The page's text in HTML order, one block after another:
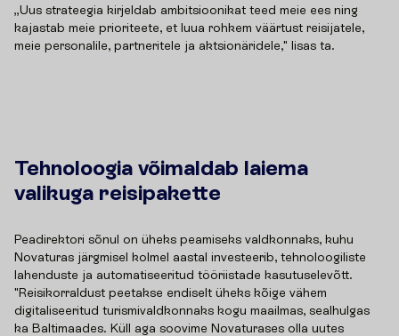
„Uus strateegia kirjeldab ambitsioonikat teed meie ees ning
kajastab meie prioriteete, et luua rohkem väärtust reisijatele,
meie personalile, partneritele ja aktsionäridele," lisas ta.
Tehnoloogia võimaldab laiema
valikuga reisipakette
Peadirektori sõnul on üheks peamiseks valdkonnaks, kuhu
Novaturas järgmisel kolmel aastal investeerib, tehnoloogiliste
lahenduste ja automatiseeritud tööriistade kasutuselevõtt.
"Reisikorraldust peetakse endiselt üheks kõige vähem
digitaliseeritud turismivaldkonnaks kogu maailmas, sealhulgas
ka Baltimaades. Küll aga soovime Novaturases olla uutes